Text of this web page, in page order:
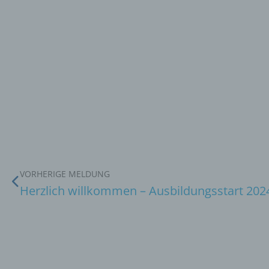
VORHERIGE MELDUNG
Herzlich willkommen – Ausbildungsstart